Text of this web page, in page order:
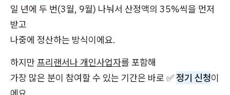
일 년에 두 번(3월, 9월) 나눠서 산정액의 35%씩을 먼저
받고
나중에 정산하는 방식이에요.
하지만 프리랜서나 개인사업자를 포함해
가장 많은 분이 참여할 수 있는 기간은 바로 ✅정기 신청이